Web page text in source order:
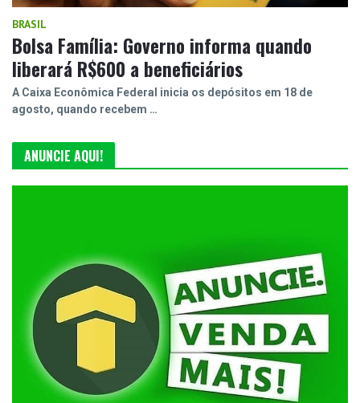
BRASIL
Bolsa Família: Governo informa quando
liberará R$600 a beneficiários
A Caixa Econômica Federal inicia os depósitos em 18 de
agosto, quando recebem …
ANUNCIE AQUI!